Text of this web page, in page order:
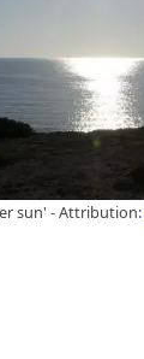
sun' - Attribution: